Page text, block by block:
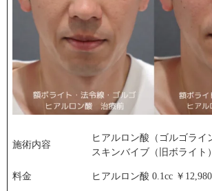
施術内容
ヒアルロン酸（ゴルゴライ
スキンバイブ（旧ボライト
料金 ヒアルロン酸 0.1cc ￥